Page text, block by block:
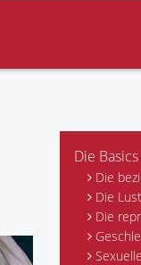
Die
Die
Die
Die